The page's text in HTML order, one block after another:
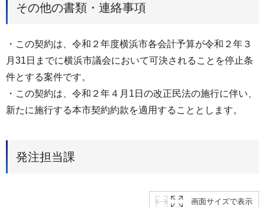
その他の書類・連絡事項
・この契約は、令和２年度横浜市各会計予算が令和２年３
月31日までに横浜市議会において可決されることを停止条
件とする案件です。
・この契約は、令和２年４月1日の改正民法の施行に伴い、
新たに施行する本市契約約款を適用することとします。
発注担当課
画面サイズで表示